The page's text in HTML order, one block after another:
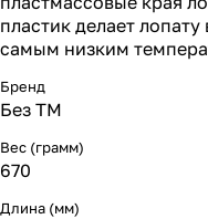
пластик делает
самым низким
Бренд
Без ТМ
Вес (грамм)
670
Длина (мм)